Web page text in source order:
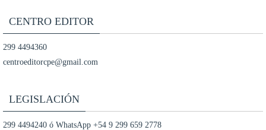
CENTRO EDITOR
299 4494360
centroeditorcpe@gmail.com
LEGISLACIÓN
299 4494240 ó WhatsApp +54 9 299 659 2778